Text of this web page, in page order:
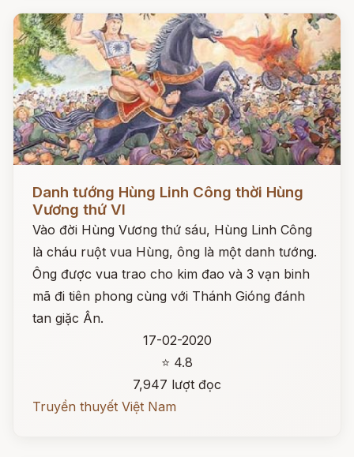
Danh tướng Hùng Linh Công thời Hùng
Vương thứ VI
Vào đời Hùng Vương thứ sáu, Hùng Linh Công
là cháu ruột vua Hùng, ông là một danh tướng.
Ông được vua trao cho kim đao và 3 vạn binh
mã đi tiên phong cùng với Thánh Gióng đánh
tan giặc Ân.
17-02-2020
⭐ 4.8
7,947 lượt đọc
Truyền thuyết Việt Nam